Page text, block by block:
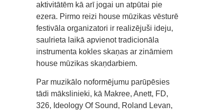
aktivitātēm kā arī jogai un atpūtai pie
ezera. Pirmo reizi house mūzikas vēsturē
festivāla organizatori ir realizējuši ideju,
saulrieta laikā apvienot tradicionāla
instrumenta kokles skaņas ar zināmiem
house mūzikas skaņdarbiem.
Par muzikālo noformējumu parūpēsies
tādi mākslinieki, kā Makree, Anett, FD,
326, Ideology Of Sound, Roland Levan,